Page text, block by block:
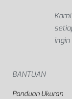
BANTUAN
Panduan Ukuran